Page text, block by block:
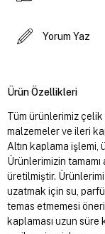
Yorum Yaz
Ürün Özellikleri
Tüm ürünlerimiz çelik
malzemeler ve ileri
Altın kaplama işlemi,
Ürünlerimizin
üretilmiştir.
uzatmak için su,
temas etmemesi
kaplaması uzun